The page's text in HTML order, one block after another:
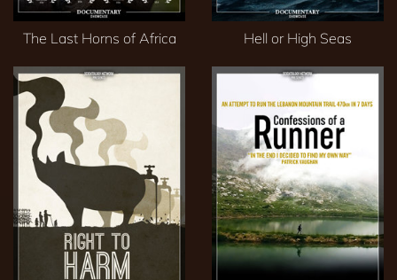
The Last Horns of Africa Hell or High Seas